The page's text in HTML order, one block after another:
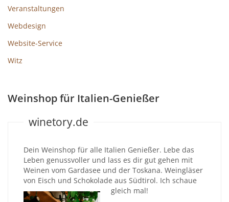
Veranstaltungen
Webdesign
Website-Service
Witz
Weinshop für Italien-Genießer
winetory.de
Dein Weinshop für alle Italien Genießer. Lebe das
Leben genussvoller und lass es dir gut gehen mit
Weinen vom Gardasee und der Toskana. Weingläser
von Eisch und Schokolade aus Südtirol. Ich schaue
gleich mal!